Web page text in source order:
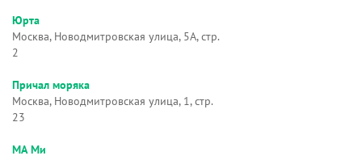
Юрта
Москва, Новодмитровская улица, 5А, стр.
2
Причал моряка
Москва, Новодмитровская улица, 1, стр.
23
МА Ми